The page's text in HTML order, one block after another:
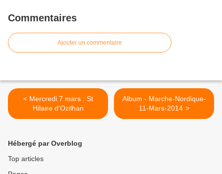
Commentaires
Ajouter un commentaire
< Mercredi 7 mars : St
Hilaire d'Ozilhan
Album - Marche-Nordique-
11-Mars-2014 >
Hébergé par Overblog
Top articles